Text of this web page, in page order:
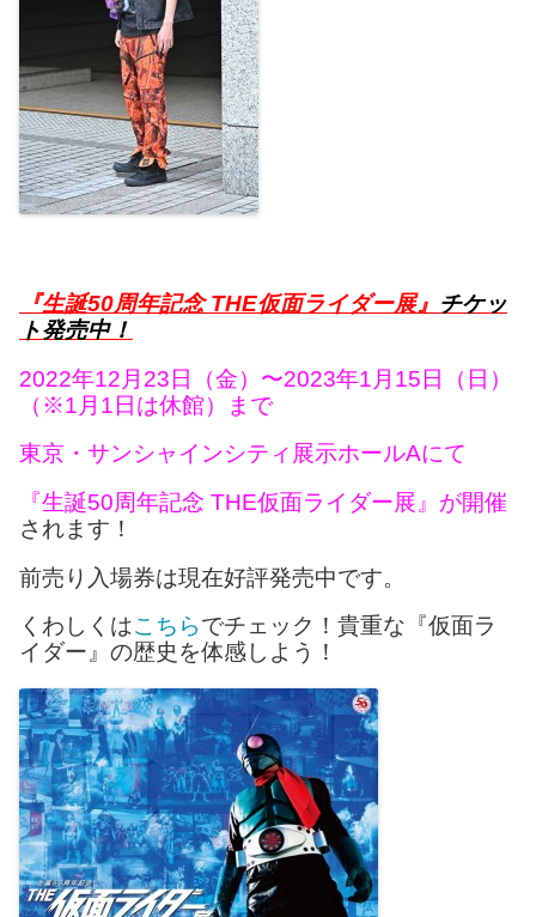
『生誕50周年記念 THE仮面ライダー展』 チケッ
ト発売中！
2022年12月23日（金）〜2023年1月15日（日）
（※1月1日は休館）まで
東京・サンシャインシティ展示ホールAにて
『生誕50周年記念 THE仮面ライダー展』が開催
されます！
前売り入場券は現在好評発売中です。
くわしくはこちらでチェック！貴重な『仮面ラ
イダー』の歴史を体感しよう！